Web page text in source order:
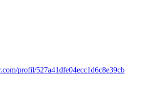
profil/527a41dfe04ecc1d6c8e39cb